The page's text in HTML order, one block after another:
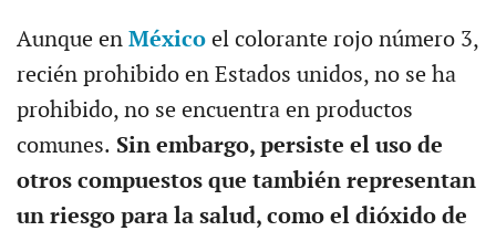
Aunque en México el colorante rojo número 3,
recién prohibido en Estados unidos, no se ha
prohibido, no se encuentra en productos
comunes. Sin embargo, persiste el uso de
otros compuestos que también representan
un riesgo para la salud, como el dióxido de